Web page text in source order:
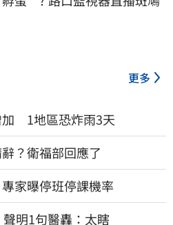
更多
加 1地區恐炸雨3天
？衛福部回應了
家曝停班停課機率
明1句醫轟：太瞎